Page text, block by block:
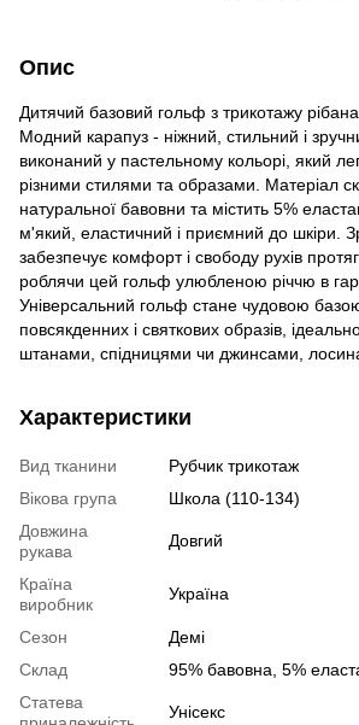
Опис
Дитячий базовий гольф з трикотажу
Модний карапуз - ніжний, стильний і
виконаний у пастельному кольорі, який
різними стилями та образами. Матеріал
натуральної бавовни та містить 5%
м'який, еластичний і приємний до шкіри.
забезпечує комфорт і свободу рухів
роблячи цей гольф улюбленою річчю в
Універсальний гольф стане чудовою
повсякденних і святкових образів,
штанами, спідницями чи джинсами,
Характеристики
Вид тканини
Рубчик трикотаж
Вікова група
Школа (110-134)
Довжина
рукава
Довгий
Країна
виробник
Україна
Сезон
Демі
Склад
95% бавовна, 5%
Статева
Унісекс